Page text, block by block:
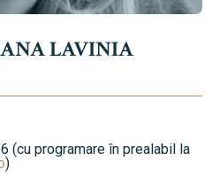
LAVINIA
(cu programare în prealabil la
)